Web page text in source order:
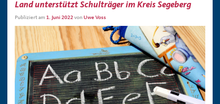
Land unterstützt Schulträger im Kreis Segeberg
Publiziert am 1. Juni 2022von Uwe Voss